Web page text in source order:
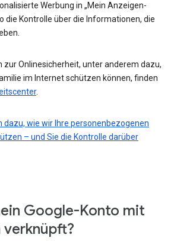
Werbung in „Mein Anzeigen-
die Kontrolle über die Informationen, die
Onlinesicherheit, unter anderem dazu,
im Internet schützen können, finden
.
wie wir Ihre personenbezogenen
– und Sie die Kontrolle darüber
Google-Konto mit
verknüpft?